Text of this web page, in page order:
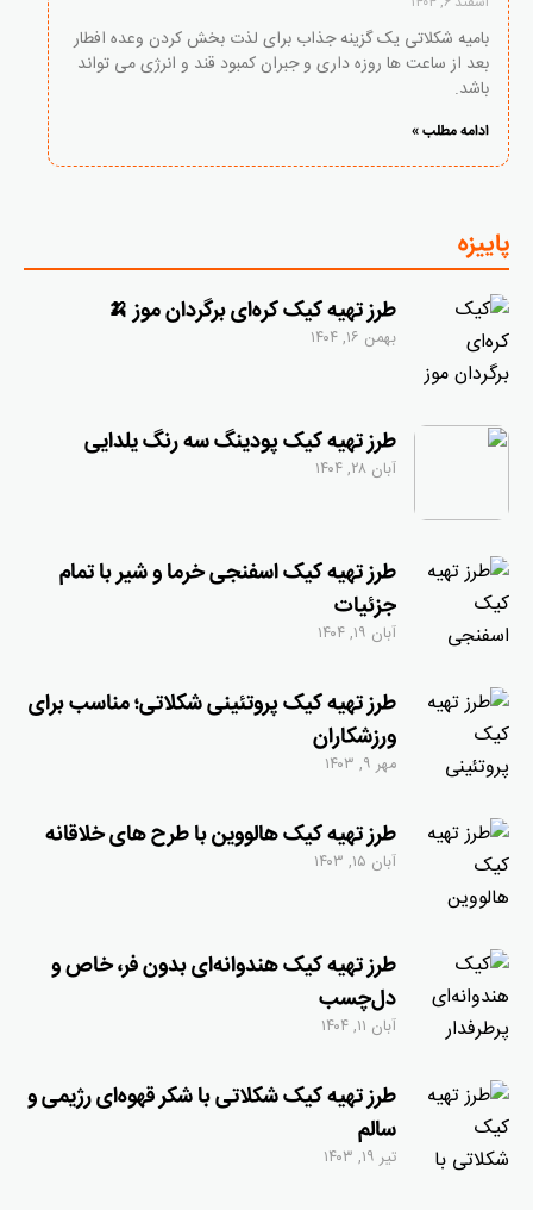
بامیه شکلاتی یک گزینه جذاب برای لذت بخش کردن وعده افطار
بعد از ساعت ها روزه داری و جبران کمبود قند و انرژی می تواند
باشد.
ادامه مطلب »
پاییزه
طرز تهیه کیک کره‌ای برگردان موز 🍌
بهمن ۱۶, ۱۴۰۴
طرز تهیه کیک پودینگ سه رنگ یلدایی
آبان ۲۸, ۱۴۰۴
طرز تهیه کیک اسفنجی خرما و شیر با تمام
جزئیات
آبان ۱۹, ۱۴۰۴
طرز تهیه کیک پروتئینی شکلاتی؛ مناسب برای
ورزشکاران
مهر ۹, ۱۴۰۳
طرز تهیه کیک هالووین با طرح های خلاقانه
آبان ۱۵, ۱۴۰۳
طرز تهیه کیک هندوانه‌ای بدون فر، خاص و
دل‌چسب
آبان ۱۱, ۱۴۰۴
طرز تهیه کیک شکلاتی با شکر قهوه‌ای رژیمی و
سالم
تیر ۱۹, ۱۴۰۳